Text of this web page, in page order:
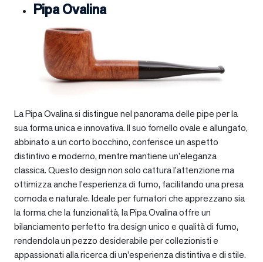
Pipa Ovalina
La Pipa Ovalina si distingue nel panorama delle pipe per la
sua forma unica e innovativa. Il suo fornello ovale e allungato,
abbinato a un corto bocchino, conferisce un aspetto
distintivo e moderno, mentre mantiene un’eleganza
classica. Questo design non solo cattura l’attenzione ma
ottimizza anche l’esperienza di fumo, facilitando una presa
comoda e naturale. Ideale per fumatori che apprezzano sia
la forma che la funzionalità, la Pipa Ovalina offre un
bilanciamento perfetto tra design unico e qualità di fumo,
rendendola un pezzo desiderabile per collezionisti e
appassionati alla ricerca di un’esperienza distintiva e di stile.